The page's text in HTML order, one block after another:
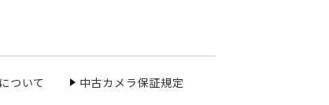
ついて 中古カメラ保証規定